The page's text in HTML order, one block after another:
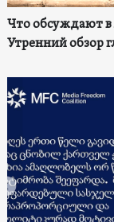
Что обсуждают
Утренний обзор